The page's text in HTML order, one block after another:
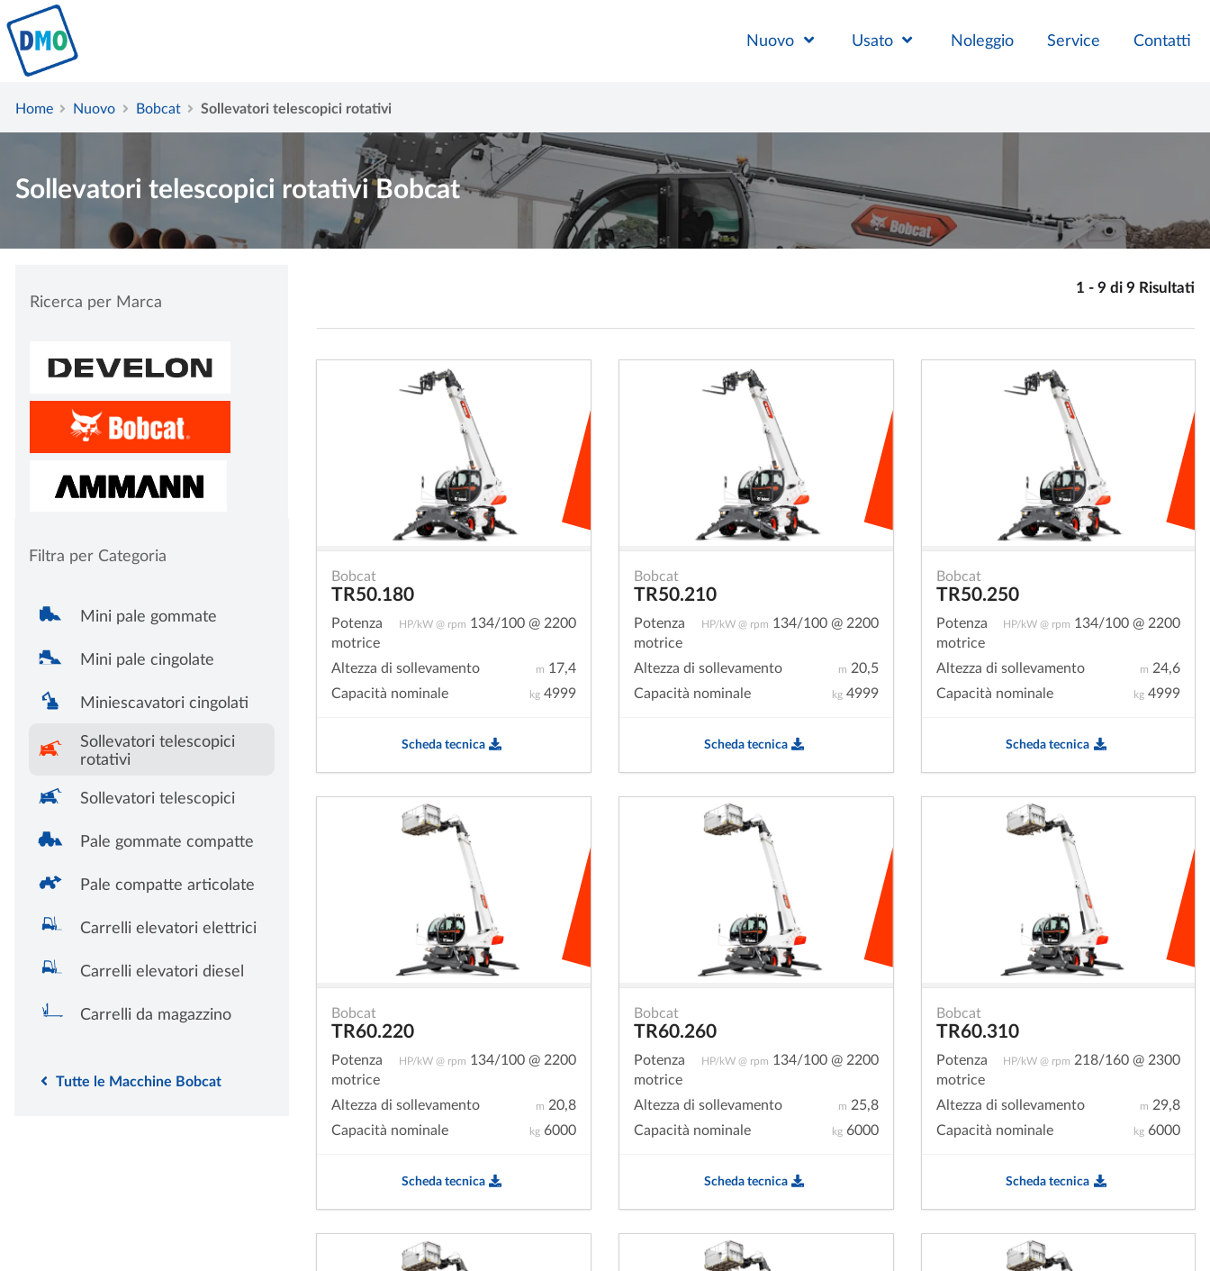
Nuovo Usato Noleggio Service Contatti
Home Nuovo Bobcat Sollevatori telescopici rotativi
Sollevatori telescopici rotativi Bobcat
Ricerca per Marca
Filtra per Categoria
Mini pale gommate
Mini pale cingolate
Miniescavatori cingolati
Sollevatori telescopici
rotativi
Sollevatori telescopici
Pale gommate compatte
Pale compatte articolate
Carrelli elevatori elettrici
Carrelli elevatori diesel
Carrelli da magazzino
Tutte le Macchine Bobcat
1 - 9 di 9 Risultati
Bobcat
TR50.180
HP/kW @ rpm 134/100 @ 2200
Potenza
motrice
m 17,4
Altezza di sollevamento
kg4999
Capacità nominale
Scheda tecnica
Bobcat
TR50.210
HP/kW @ rpm 134/100 @ 2200
Potenza
motrice
m 20,5
Altezza di sollevamento
kg4999
Capacità nominale
Scheda tecnica
Bobcat
TR50.250
HP/kW @ rpm 134/100 @ 2200
Potenza
motrice
m 24,6
Altezza di sollevamento
kg 4999
Capacità nominale
Scheda tecnica
Bobcat
TR60.220
HP/kW @ rpm 134/100 @ 2200
Potenza
motrice
m 20,8
Altezza di sollevamento
kg6000
Capacità nominale
Scheda tecnica
Bobcat
TR60.260
HP/kW @ rpm 134/100 @ 2200
Potenza
motrice
m 25,8
Altezza di sollevamento
kg6000
Capacità nominale
Scheda tecnica
Bobcat
TR60.310
HP/kW @ rpm 218/160 @ 2300
Potenza
motrice
m 29,8
Altezza di sollevamento
kg 6000
Capacità nominale
Scheda tecnica